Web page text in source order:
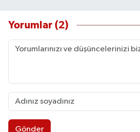
Yorumlar (2)
Gönder